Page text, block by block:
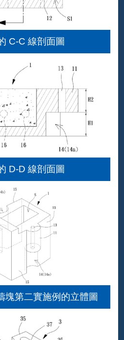
C-C 線剖面圖
D-D 線剖面圖
塊第二實施例的立體圖